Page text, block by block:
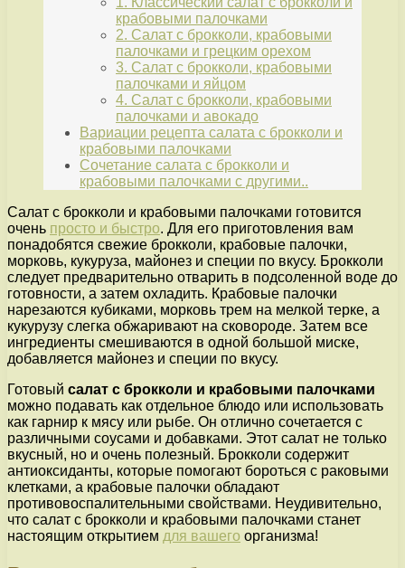
крабовыми палочками
2. Салат с брокколи, крабовыми
палочками и грецким орехом
3. Салат с брокколи, крабовыми
палочками и яйцом
4. Салат с брокколи, крабовыми
палочками и авокадо
Вариации рецепта салата с брокколи и
крабовыми палочками
Сочетание салата с брокколи и
крабовыми палочками с другими..
Салат с брокколи и крабовыми палочками готовится
очень просто и быстро. Для его приготовления вам
понадобятся свежие брокколи, крабовые палочки,
морковь, кукуруза, майонез и специи по вкусу. Брокколи
следует предварительно отварить в подсоленной воде до
готовности, а затем охладить. Крабовые палочки
нарезаются кубиками, морковь трем на мелкой терке, а
кукурузу слегка обжаривают на сковороде. Затем все
ингредиенты смешиваются в одной большой миске,
добавляется майонез и специи по вкусу.
Готовый салат с брокколи и крабовыми палочками
можно подавать как отдельное блюдо или использовать
как гарнир к мясу или рыбе. Он отлично сочетается с
различными соусами и добавками. Этот салат не только
вкусный, но и очень полезный. Брокколи содержит
антиоксиданты, которые помогают бороться с раковыми
клетками, а крабовые палочки обладают
противовоспалительными свойствами. Неудивительно,
что салат с брокколи и крабовыми палочками станет
настоящим открытием для вашего организма!